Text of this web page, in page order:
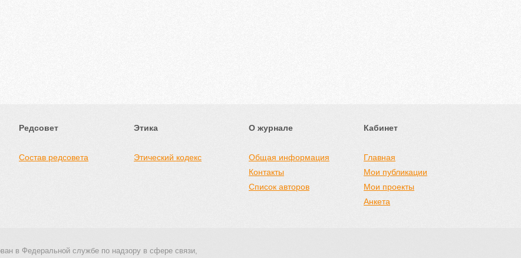
Редсовет
Состав редсовета
Этика
Этический кодекс
О журнале
Общая информация
Контакты
Список авторов
Кабинет
Главная
Мои публикации
Мои проекты
Анкета
в Федеральной службе по надзору в сфере связи,